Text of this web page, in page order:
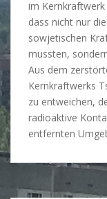
im Kernkraftwerk
dass nicht nur
sowjetischen
mussten,
Aus dem
Kernkraftwerks
zu entweichen,
radioaktive
entfernten